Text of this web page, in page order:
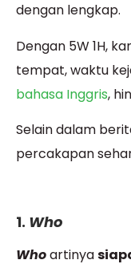
dengan lengkap.
Dengan 5W 1H,
tempat, waktu
bahasa Inggris,
Selain dalam
percakapan
1. Who
Whoartinya